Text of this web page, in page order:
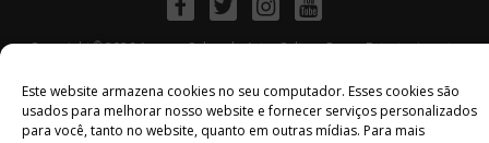
Este website armazena cookies no seu computador. Esses cookies são
usados ​​para melhorar nosso website e fornecer serviços personalizados
para você, tanto no website, quanto em outras mídias. Para mais
FacebookTwitterInstagramYoutube
Copyright©2026 Acesso Cultural - Arte, Cultura Pop e Entretenimento